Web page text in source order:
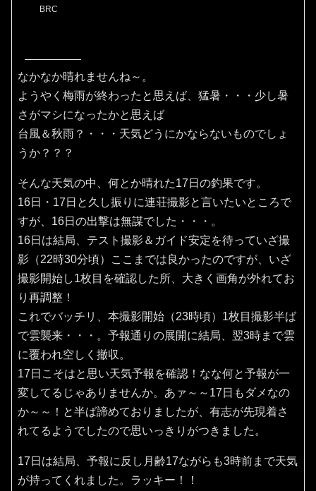
BRC
なかなか晴れませんね～。
ようやく梅雨が終わったと思えば、猛暑・・・少し暑
さがマシになったかと思えば
台風＆秋雨？・・・天気どうにかならないものでしょ
うか？？？
そんな天気の中、何とか晴れた17日の釣果です。
16日・17日と久し振りに連荘撮影と言いたいところで
すが、16日の出撃は無謀でした・・・。
16日は結局、テスト撮影＆ガイド安定を待っていざ撮
影（22時30分頃）ここまでは良かったのですが、いざ
撮影開始し1枚目を確認した所、大きく画角が外れてお
り再調整！
これでバッチリ、本撮影開始（23時頃）1枚目撮影半ば
で雲襲来・・・。予報通りの展開に結局、翌3時まで雲
に覆われ空しく撤収。
17日こそはと思い天気予報を確認！なな何と予報が一
変してるじゃありませんか。あァ～～17日もダメなの
か～～！と半ば諦めておりましたが、有志が先現着さ
れてるようでしたので思いっきりがつきました。
17日は結局、予報に反し月齢17ながらも3時前まで天気
が持ってくれました。ラッキー！！